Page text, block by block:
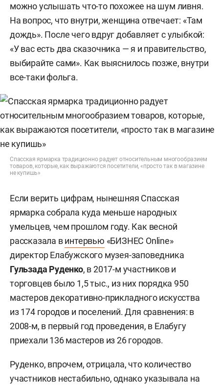
можно услышать что-то похожее на шум ливня.
На вопрос, что внутри, женщина отвечает: «Там
дождь». После чего вдруг добавляет с улыбкой:
«У вас есть два сказочника — я и правительство,
выбирайте сами». Как выяснилось позже, внутри
все-таки фольга.
Спасская ярмарка традиционно радует относительным многообразием
товаров, которые, как выражаются посетители, «просто так в магазине
не купишь»
Если верить цифрам, нынешняя Спасская
ярмарка собрала куда меньше народных
умельцев, чем прошлом году. Как весной
рассказала винтервью «БИЗНЕС Online»
директор Елабужского музея-заповедника
Гульзада Руденко, в 2017-м участников и
торговцев было 1,5 тыс., из них порядка 950
мастеров декоративно-прикладного искусства
из 174 городов и поселений. Для сравнения: в
2008-м, в первый год проведения, в Елабугу
приехали 136 мастеров из 26 городов.
Руденко, впрочем, отрицала, что количество
участников нестабильно, однако указывала на